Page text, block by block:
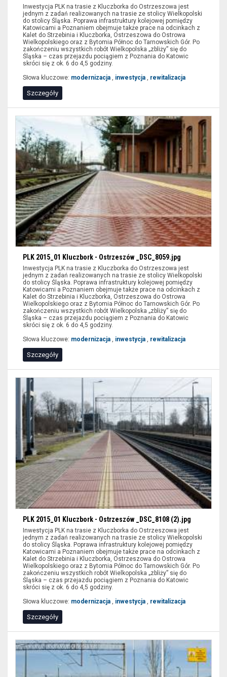
Inwestycja PLK na trasie z Kluczborka do Ostrzeszowa jest
jednym z zadań realizowanych na trasie ze stolicy Wielkopolski
do stolicy Śląska. Poprawa infrastruktury kolejowej pomiędzy
Katowicami a Poznaniem obejmuje także prace na odcinkach z
Kalet do Strzebinia i Kluczborka, Ostrzeszowa do Ostrowa
Wielkopolskiego oraz z Bytomia Północ do Tarnowskich Gór. Po
zakończeniu wszystkich robót Wielkopolska „zbliży” się do
Śląska – czas przejazdu pociągiem z Poznania do Katowic
skróci się z ok. 6 do 4,5 godziny.
Słowa kluczowe: modernizacja , inwestycja , rewitalizacja
Szczegóły
PLK 2015_01 Kluczbork - Ostrzeszów _DSC_8059.jpg
Inwestycja PLK na trasie z Kluczborka do Ostrzeszowa jest
jednym z zadań realizowanych na trasie ze stolicy Wielkopolski
do stolicy Śląska. Poprawa infrastruktury kolejowej pomiędzy
Katowicami a Poznaniem obejmuje także prace na odcinkach z
Kalet do Strzebinia i Kluczborka, Ostrzeszowa do Ostrowa
Wielkopolskiego oraz z Bytomia Północ do Tarnowskich Gór. Po
zakończeniu wszystkich robót Wielkopolska „zbliży” się do
Śląska – czas przejazdu pociągiem z Poznania do Katowic
skróci się z ok. 6 do 4,5 godziny.
Słowa kluczowe: modernizacja , inwestycja , rewitalizacja
Szczegóły
PLK 2015_01 Kluczbork - Ostrzeszów _DSC_8108 (2).jpg
Inwestycja PLK na trasie z Kluczborka do Ostrzeszowa jest
jednym z zadań realizowanych na trasie ze stolicy Wielkopolski
do stolicy Śląska. Poprawa infrastruktury kolejowej pomiędzy
Katowicami a Poznaniem obejmuje także prace na odcinkach z
Kalet do Strzebinia i Kluczborka, Ostrzeszowa do Ostrowa
Wielkopolskiego oraz z Bytomia Północ do Tarnowskich Gór. Po
zakończeniu wszystkich robót Wielkopolska „zbliży” się do
Śląska – czas przejazdu pociągiem z Poznania do Katowic
skróci się z ok. 6 do 4,5 godziny.
Słowa kluczowe: modernizacja inwestycja rewitalizacja
Szczegóły